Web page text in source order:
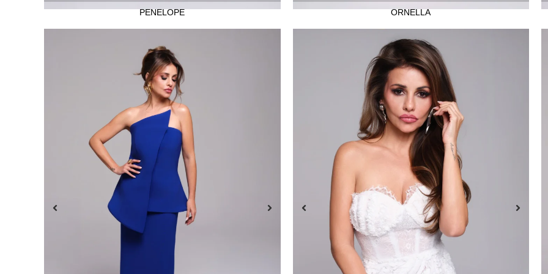
PENÉLOPE ORNELLA